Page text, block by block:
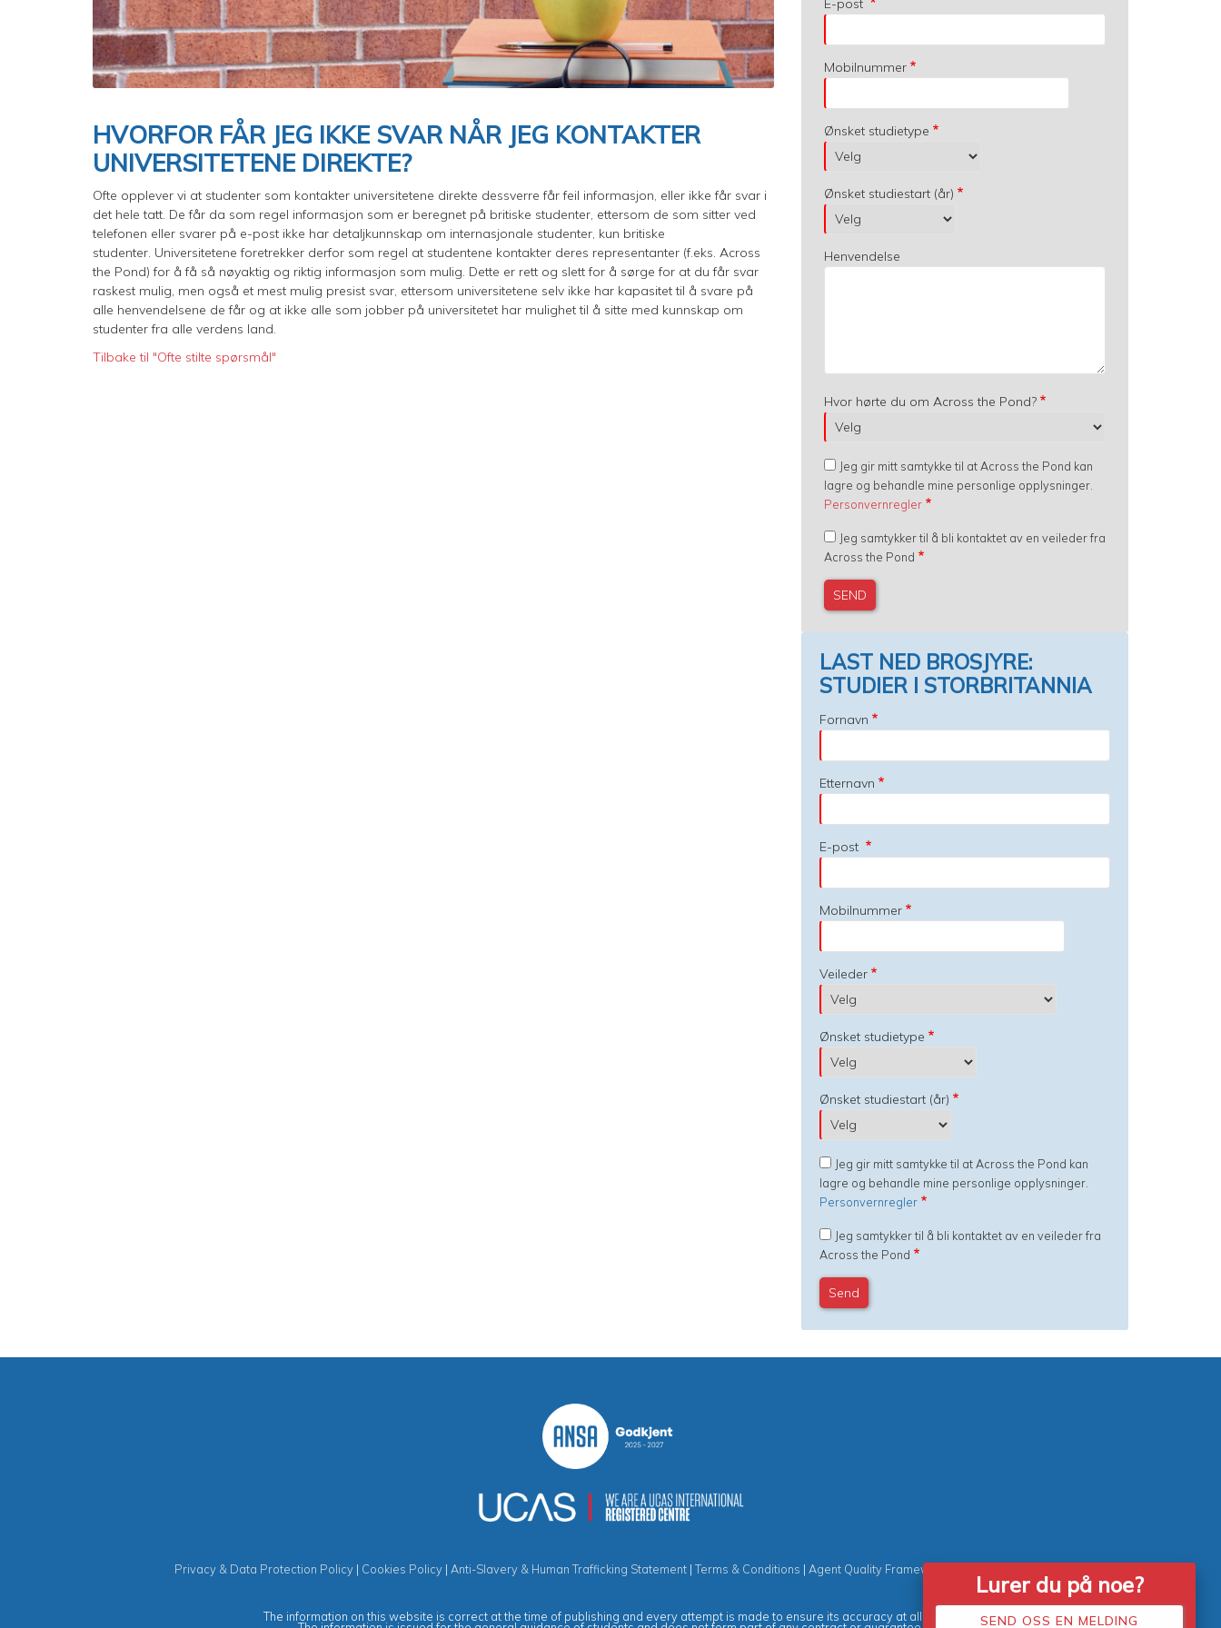
HVORFOR FÅR JEG IKKE SVAR NÅR JEG KONTAKTER
UNIVERSITETENE DIREKTE?
Ofte opplever vi at studenter som kontakter universitetene direkte dessverre får feil informasjon, eller ikke får svar i
det hele tatt. De får da som regel informasjon som er beregnet på britiske studenter, ettersom de som sitter ved
telefonen eller svarer på e-post ikke har detaljkunnskap om internasjonale studenter, kun britiske
studenter. Universitetene foretrekker derfor som regel at studentene kontakter deres representanter (f.eks. Across
the Pond) for å få så nøyaktig og riktig informasjon som mulig. Dette er rett og slett for å sørge for at du får svar
raskest mulig, men også et mest mulig presist svar, ettersom universitetene selv ikke har kapasitet til å svare på
alle henvendelsene de får og at ikke alle som jobber på universitetet har mulighet til å sitte med kunnskap om
studenter fra alle verdens land.
Tilbake til "Ofte stilte spørsmål"
E-post
Mobilnummer
Ønsket studietype
Ønsket studiestart (år)
Henvendelse
Hvor hørte du om Across the Pond?
Jeg gir mitt samtykke til at Across the Pond kan
lagre og behandle mine personlige opplysninger.
Personvernregler
Jeg samtykker til å bli kontaktet av en veileder fra
Across the Pond
LAST NED BROSJYRE:
STUDIER I STORBRITANNIA
Fornavn
Etternavn
E-post
Mobilnummer
Veileder
Ønsket studietype
Ønsket studiestart (år)
Jeg gir mitt samtykke til at Across the Pond kan
lagre og behandle mine personlige opplysninger.
Personvernregler
Jeg samtykker til å bli kontaktet av en veileder fra
Across the Pond
Privacy & Data Protection Policy | Cookies Policy | Anti-Slavery & Human Trafficking Statement | Terms & Conditions | Agent Quality Framework (AQF)
The information on this website is correct at the time of publishing and every attempt is made to ensure its accuracy at all times.
Lurer du på noe?
SEND OSS EN MELDING